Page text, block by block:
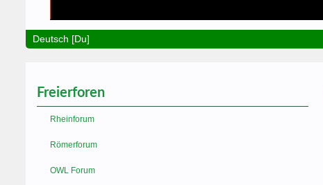
Deutsch [Du]
Freierforen
Rheinforum
Römerforum
OWL Forum